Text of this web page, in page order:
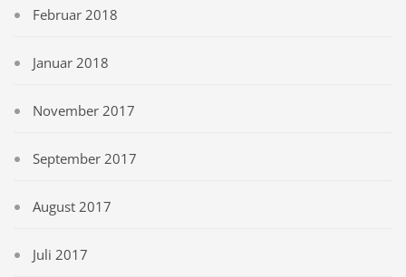
Februar 2018
Januar 2018
November 2017
September 2017
August 2017
Juli 2017